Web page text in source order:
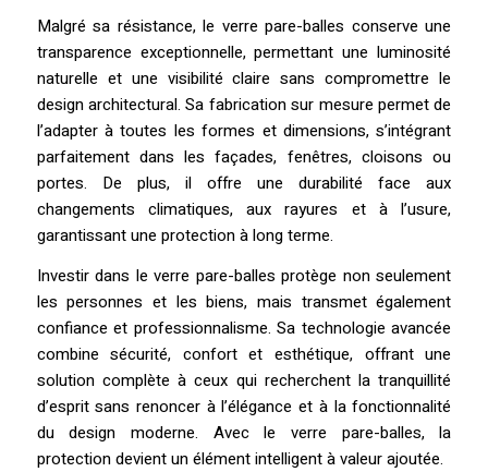
Malgré sa résistance, le verre pare-balles conserve une
transparence exceptionnelle, permettant une luminosité
naturelle et une visibilité claire sans compromettre le
design architectural. Sa fabrication sur mesure permet de
l’adapter à toutes les formes et dimensions, s’intégrant
parfaitement dans les façades, fenêtres, cloisons ou
portes. De plus, il offre une durabilité face aux
changements climatiques, aux rayures et à l’usure,
garantissant une protection à long terme.
Investir dans le verre pare-balles protège non seulement
les personnes et les biens, mais transmet également
confiance et professionnalisme. Sa technologie avancée
combine sécurité, confort et esthétique, offrant une
solution complète à ceux qui recherchent la tranquillité
d’esprit sans renoncer à l’élégance et à la fonctionnalité
du design moderne. Avec le verre pare-balles, la
protection devient un élément intelligent à valeur ajoutée.